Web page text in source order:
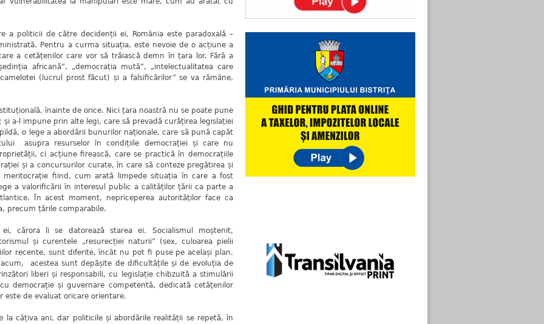
a politicii de către decidenții ei, România este paradoxală –
Pentru a curma situația, este nevoie de o acțiune a
a cetățenilor care vor să trăiască demn în țara lor. Fără a
africană”, „democrația mută”, „intelectualitatea care
(lucrul prost făcut) și a falsificărilor” se va rămâne,
înainte de orice. Nici țara noastră nu se poate pune
a-l impune prin alte legi, care să prevadă curățirea legislației
o lege a abordării bunurilor naționale, care să pună capăt
asupra resurselor în condițiile democrației și care nu
ci acțiune firească, care se practică în democrațiile
și a concursurilor curate, în care să conteze pregătirea și
meritocrație fiind, cum arată limpede situația în care a fost
a valorificării în interesul public a calităților țării ca parte a
În acest moment, nepriceperea autorităților face ca
precum țările comparabile.
cărora li se datorează starea ei. Socialismul moștenit,
și curentele „resurecției naturii” (sex, culoarea pielii
recente, sunt diferite, încât nu pot fi puse pe același plan.
acestea sunt depășite de dificultățile și de evoluția de
liberi și responsabili, cu legislație chibzuită a stimulării
democrație și guvernare competentă, dedicată cetățenilor
este de evaluat oricare orientare.
la câțiva ani, dar politicile și abordările realității se repetă, în